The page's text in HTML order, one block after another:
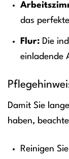
das
Flur:Die
einladende
Damit Sie
haben,
Reinigen